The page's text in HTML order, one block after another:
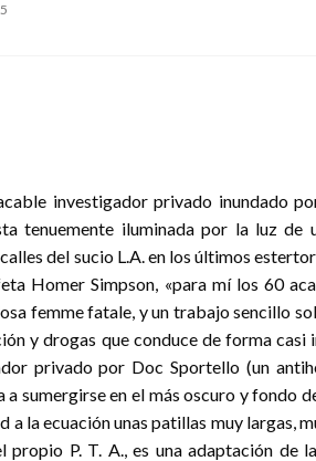
investigador privado inundado
tenuemente iluminada por la luz de
del sucio L.A. en los últimos
Homer Simpson, «para mí los 60
femme fatale, y un trabajo sencillo
y drogas que conduce de forma casi
privado por Doc Sportello (un
a sumergirse en el más oscuro y fondo
a la ecuación unas patillas muy largas,
propio P. T. A., es una adaptación de